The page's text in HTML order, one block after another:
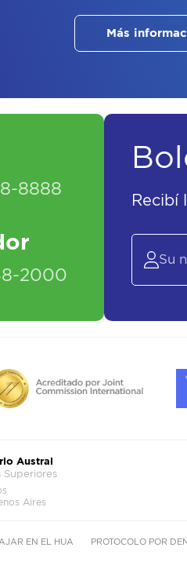
Más
8888
2000
Recibí
Austral
Superiores
Aires
EN EL HUA PROTOCOLO POR